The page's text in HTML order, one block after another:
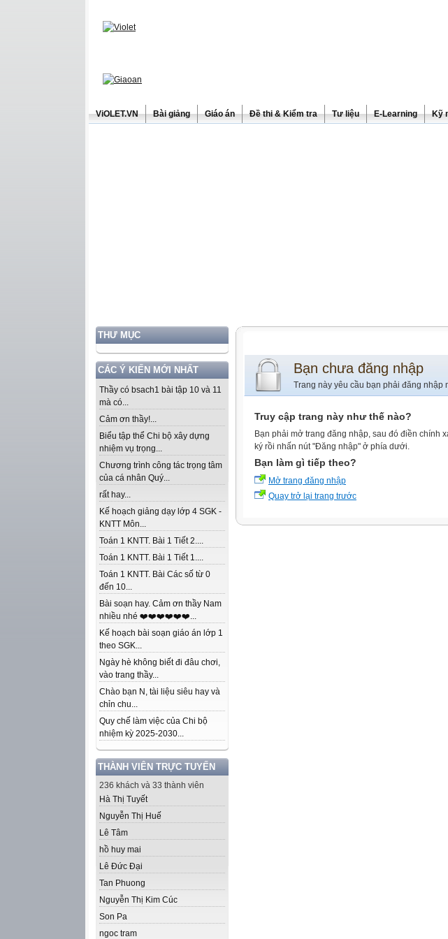
ViOLET.VN Bài giảng Giáo án Đề thi & Kiểm tra Tư liệu E-Learning Kỹ
THƯ MỤC
CÁC Ý KIẾN MỚI NHẤT
Thầy có bsach1 bài tập 10 và 11
mà có...
Cảm ơn thầy!...
Biểu tập thể Chi bộ xây dựng
nhiệm vụ trọng...
Chương trình công tác trọng tâm
của cá nhân Quý...
rất hay...
Kế hoạch giảng dạy lớp 4 SGK -
KNTT Môn...
Toán 1 KNTT. Bài 1 Tiết 2....
Toán 1 KNTT. Bài 1 Tiết 1....
Toán 1 KNTT. Bài Các số từ 0
đến 10...
Bài soạn hay. Cảm ơn thầy Nam
nhiều nhé ❤️❤️❤️❤️❤️❤️...
Kế hoạch bài soạn giáo án lớp 1
theo SGK...
Ngày hè không biết đi đâu chơi,
vào trang thầy...
Chào bạn N, tài liệu siêu hay và
chỉn chu...
Quy chế làm việc của Chi bộ
nhiệm kỳ 2025-2030...
THÀNH VIÊN TRỰC TUYẾN
236 khách và 33 thành viên
Hà Thị Tuyết
Nguyễn Thị Huế
Lê Tâm
hồ huy mai
Lê Đức Đại
Tan Phuong
Nguyễn Thị Kim Cúc
Son Pa
ngoc tram
Bạn chưa đăng nhập
Trang này yêu cầu bạn phải đăng nhập
Truy cập trang này như thế nào?
Bạn phải mở trang đăng nhập, sau đó điền chính
ký rồi nhấn nút "Đăng nhập" ở phía dưới.
Bạn làm gì tiếp theo?
Mở trang đăng nhập
Quay trở lại trang trước